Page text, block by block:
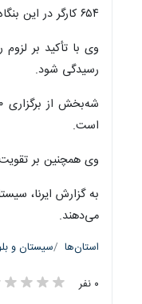
۶۵۴ کارگر در این بنگاه‌ها در دستور کار این اداره کل قرار دارد.
وی با تأکید بر
رسیدگی شود.
است.
وی همچنین بر تقویت همکاری با
می‌دهند.
استان‌ها سیستان و
۰ نفر